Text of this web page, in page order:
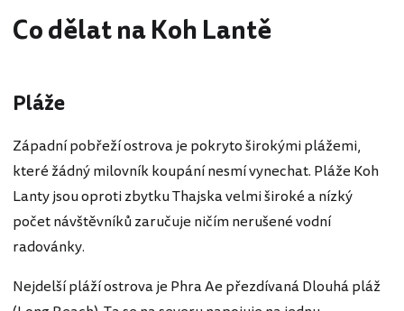
Co dělat na Koh Lantě
Pláže
Západní pobřeží ostrova je pokryto širokými plážemi,
které žádný milovník koupání nesmí vynechat. Pláže Koh
Lanty jsou oproti zbytku Thajska velmi široké a nízký
počet návštěvníků zaručuje ničím nerušené vodní
radovánky.
Nejdelší pláží ostrova je Phra Ae přezdívaná Dlouhá pláž